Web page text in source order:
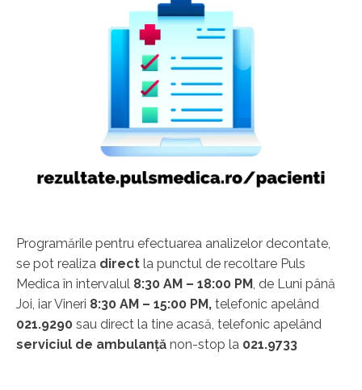
Programările pentru efectuarea analizelor decontate,
se pot realiza direct la punctul de recoltare Puls
Medica în intervalul 8:30 AM – 18:00 PM, de Luni până
Joi, iar Vineri 8:30 AM – 15:00 PM, telefonic apelând
021.9290 sau direct la tine acasă, telefonic apelând
serviciul de ambulanță non-stop la 021.9733